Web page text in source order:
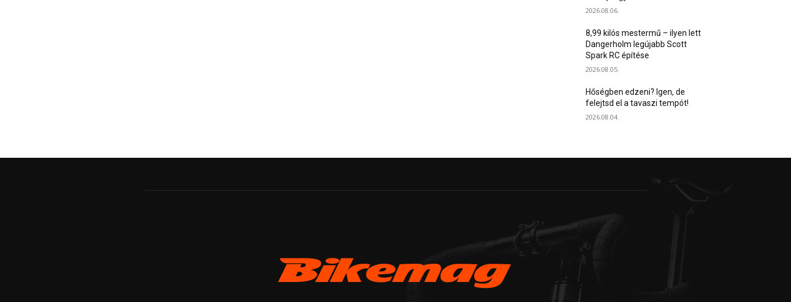
2026.08.06.
8,99 kilós mestermű – ilyen lett
Dangerholm legújabb Scott
Spark RC építése
2026.08.05.
Hőségben edzeni? Igen, de
felejtsd el a tavaszi tempót!
2026.08.04.